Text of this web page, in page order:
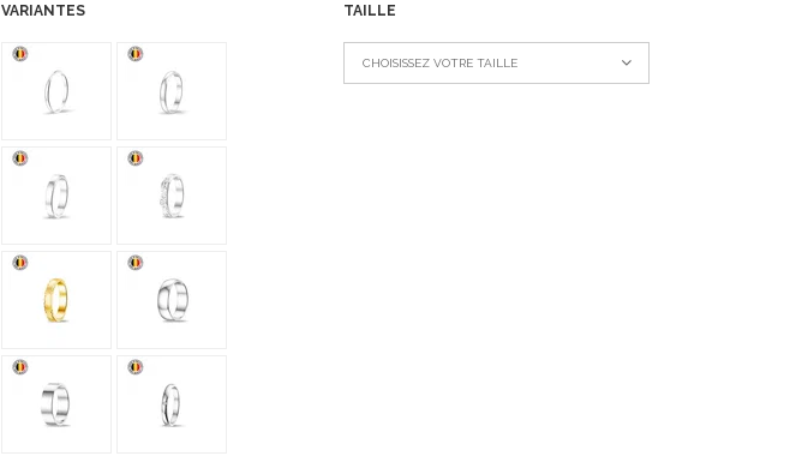
VARIANTES TAILLE
CHOISISSEZ VOTRE TAILLE